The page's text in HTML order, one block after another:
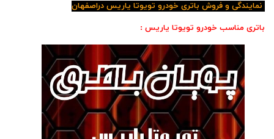
نمایندگی و فروش باتری خودرو تویوتا یاریس دراصفهان
باتری مناسب خودرو تویوتا یاریس :